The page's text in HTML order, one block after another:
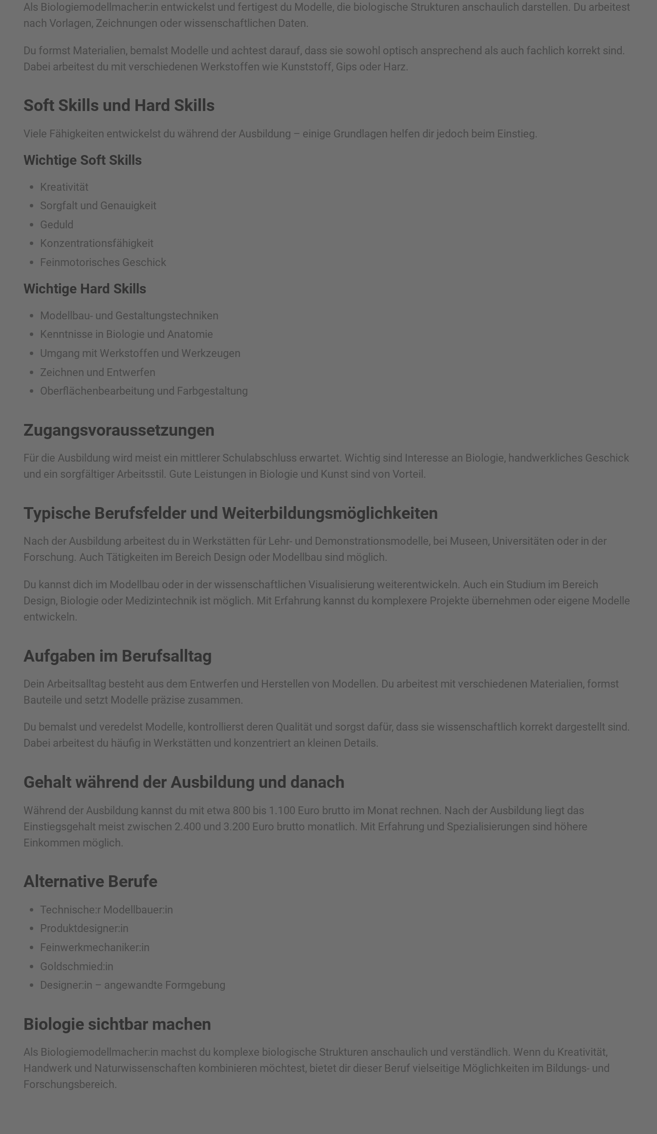
Als Biologiemodellmacher:in entwickelst und fertigest du Modelle, die biologische Strukturen anschaulich darstellen. Du arbeitest
nach Vorlagen, Zeichnungen oder wissenschaftlichen Daten.
Du formst Materialien, bemalst Modelle und achtest darauf, dass sie sowohl optisch ansprechend als auch fachlich korrekt sind.
Dabei arbeitest du mit verschiedenen Werkstoffen wie Kunststoff, Gips oder Harz.
Soft Skills und Hard Skills
Viele Fähigkeiten entwickelst du während der Ausbildung – einige Grundlagen helfen dir jedoch beim Einstieg.
Wichtige Soft Skills
Kreativität
Sorgfalt und Genauigkeit
Geduld
Konzentrationsfähigkeit
Feinmotorisches Geschick
Wichtige Hard Skills
Modellbau- und Gestaltungstechniken
Kenntnisse in Biologie und Anatomie
Umgang mit Werkstoffen und Werkzeugen
Zeichnen und Entwerfen
Oberflächenbearbeitung und Farbgestaltung
Zugangsvoraussetzungen
Für die Ausbildung wird meist ein mittlerer Schulabschluss erwartet. Wichtig sind Interesse an Biologie, handwerkliches Geschick
und ein sorgfältiger Arbeitsstil. Gute Leistungen in Biologie und Kunst sind von Vorteil.
Typische Berufsfelder und Weiterbildungsmöglichkeiten
Nach der Ausbildung arbeitest du in Werkstätten für Lehr- und Demonstrationsmodelle, bei Museen, Universitäten oder in der
Forschung. Auch Tätigkeiten im Bereich Design oder Modellbau sind möglich.
Du kannst dich im Modellbau oder in der wissenschaftlichen Visualisierung weiterentwickeln. Auch ein Studium im Bereich
Design, Biologie oder Medizintechnik ist möglich. Mit Erfahrung kannst du komplexere Projekte übernehmen oder eigene Modelle
entwickeln.
Aufgaben im Berufsalltag
Dein Arbeitsalltag besteht aus dem Entwerfen und Herstellen von Modellen. Du arbeitest mit verschiedenen Materialien, formst
Bauteile und setzt Modelle präzise zusammen.
Du bemalst und veredelst Modelle, kontrollierst deren Qualität und sorgst dafür, dass sie wissenschaftlich korrekt dargestellt sind.
Dabei arbeitest du häufig in Werkstätten und konzentriert an kleinen Details.
Gehalt während der Ausbildung und danach
Während der Ausbildung kannst du mit etwa 800 bis 1.100 Euro brutto im Monat rechnen. Nach der Ausbildung liegt das
Einstiegsgehalt meist zwischen 2.400 und 3.200 Euro brutto monatlich. Mit Erfahrung und Spezialisierungen sind höhere
Einkommen möglich.
Alternative Berufe
Technische:r Modellbauer:in
Produktdesigner:in
Feinwerkmechaniker:in
Goldschmied:in
Designer:in – angewandte Formgebung
Biologie sichtbar machen
Als Biologiemodellmacher:in machst du komplexe biologische Strukturen anschaulich und verständlich. Wenn du Kreativität,
Handwerk und Naturwissenschaften kombinieren möchtest, bietet dir dieser Beruf vielseitige Möglichkeiten im Bildungs- und
Forschungsbereich.